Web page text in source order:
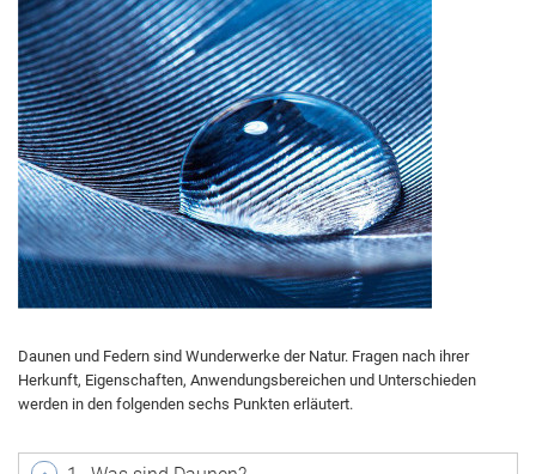
Daunen und Federn sind Wunderwerke der Natur. Fragen nach ihrer
Herkunft, Eigenschaften, Anwendungsbereichen und Unterschieden
werden in den folgenden sechs Punkten erläutert.